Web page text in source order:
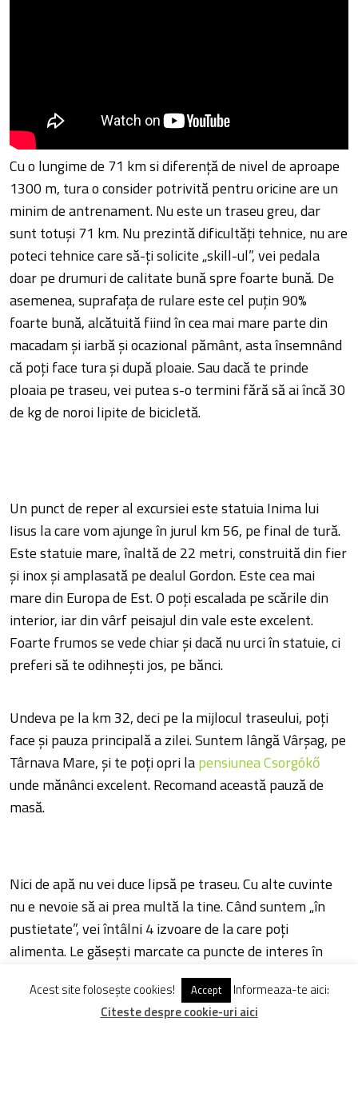
Cu o lungime de 71 km si diferență de nivel de aproape
1300 m, tura o consider potrivită pentru oricine are un
minim de antrenament. Nu este un traseu greu, dar
sunt totuși 71 km. Nu prezintă dificultăți tehnice, nu are
poteci tehnice care să-ți solicite „skill-ul”, vei pedala
doar pe drumuri de calitate bună spre foarte bună. De
asemenea, suprafața de rulare este cel puțin 90%
foarte bună, alcătuită fiind în cea mai mare parte din
macadam și iarbă și ocazional pământ, asta însemnând
că poți face tura și după ploaie. Sau dacă te prinde
ploaia pe traseu, vei putea s-o termini fără să ai încă 30
de kg de noroi lipite de bicicletă.
Un punct de reper al excursiei este statuia Inima lui
Iisus la care vom ajunge în jurul km 56, pe final de tură.
Este statuie mare, înaltă de 22 metri, construită din fier
și inox și amplasată pe dealul Gordon. Este cea mai
mare din Europa de Est. O poți escalada pe scările din
interior, iar din vârf peisajul din vale este excelent.
Foarte frumos se vede chiar și dacă nu urci în statuie, ci
preferi să te odihnești jos, pe bănci.
Undeva pe la km 32, deci pe la mijlocul traseului, poți
face și pauza principală a zilei. Suntem lângă Vârșag, pe
Târnava Mare, și te poți opri lapensiunea Csorgókő
unde mănânci excelent. Recomand această pauză de
masă.
Nici de apă nu vei duce lipsă pe traseu. Cu alte cuvinte
nu e nevoie să ai prea multă la tine. Când suntem „în
pustietate”, vei întâlni 4 izvoare de la care poți
alimenta. Le găsești marcate ca puncte de interes în
fișierul pentru gps. Trecând și prin sate, mai poți
cumpăra apă și de aici. Sau și mai bine un Radler!
Acest site folosește cookies! Accept
Informeaza-te aici:
Citeste despre cookie-uri aici